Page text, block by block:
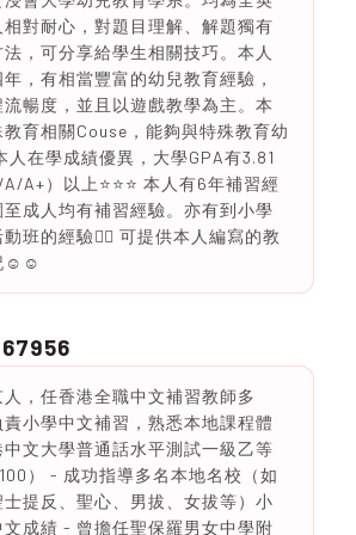
對耐心，對題目理解、解題獨有
，可分享給學生相關技巧。本人
，有相當豐富的幼兒教育經驗，
暢度，並且以遊戲教學為主。本
教育相關Couse，能夠與特殊教育幼
人在學成績優異，大學GPA有3.81
A+）以上⭐️⭐️⭐️ 本人有6年補習經
成人均有補習經驗。亦有到小學
班的經驗👍🏻 可提供本人編寫的教
☺️☺️
，任香港全職中文補習教師多
小學中文補習，熟悉本地課程體
文大學普通話水平測試一級乙等
） - 成功指導多名本地名校（如
提反、聖心、男拔、女拔等）小
成績 - 曾擔任聖保羅男女中學附